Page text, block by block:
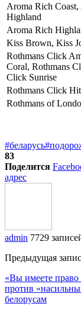
Aroma Rich
Highland
Aroma Rich
Kiss Brown, Kiss
Rothmans Click
Coral, Rothmans
Click Sunrise
Rothmans Click Hit
Rothmans of
#беларусь
83
Поделится
адрес
admin 7729
Предыдущая
«Вы имеете право
против
белорусам